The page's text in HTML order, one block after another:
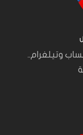
وتيلغرام..